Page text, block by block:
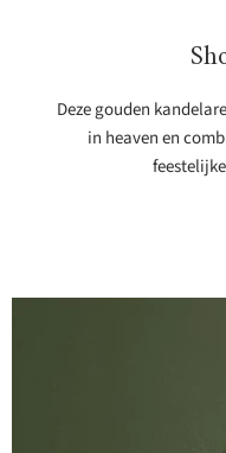
Deze gouden
in heaven en